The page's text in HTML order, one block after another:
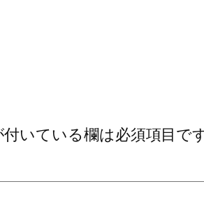
付いている欄は必須項目で